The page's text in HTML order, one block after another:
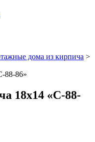
дома из кирпича >
18x14 «С-88-